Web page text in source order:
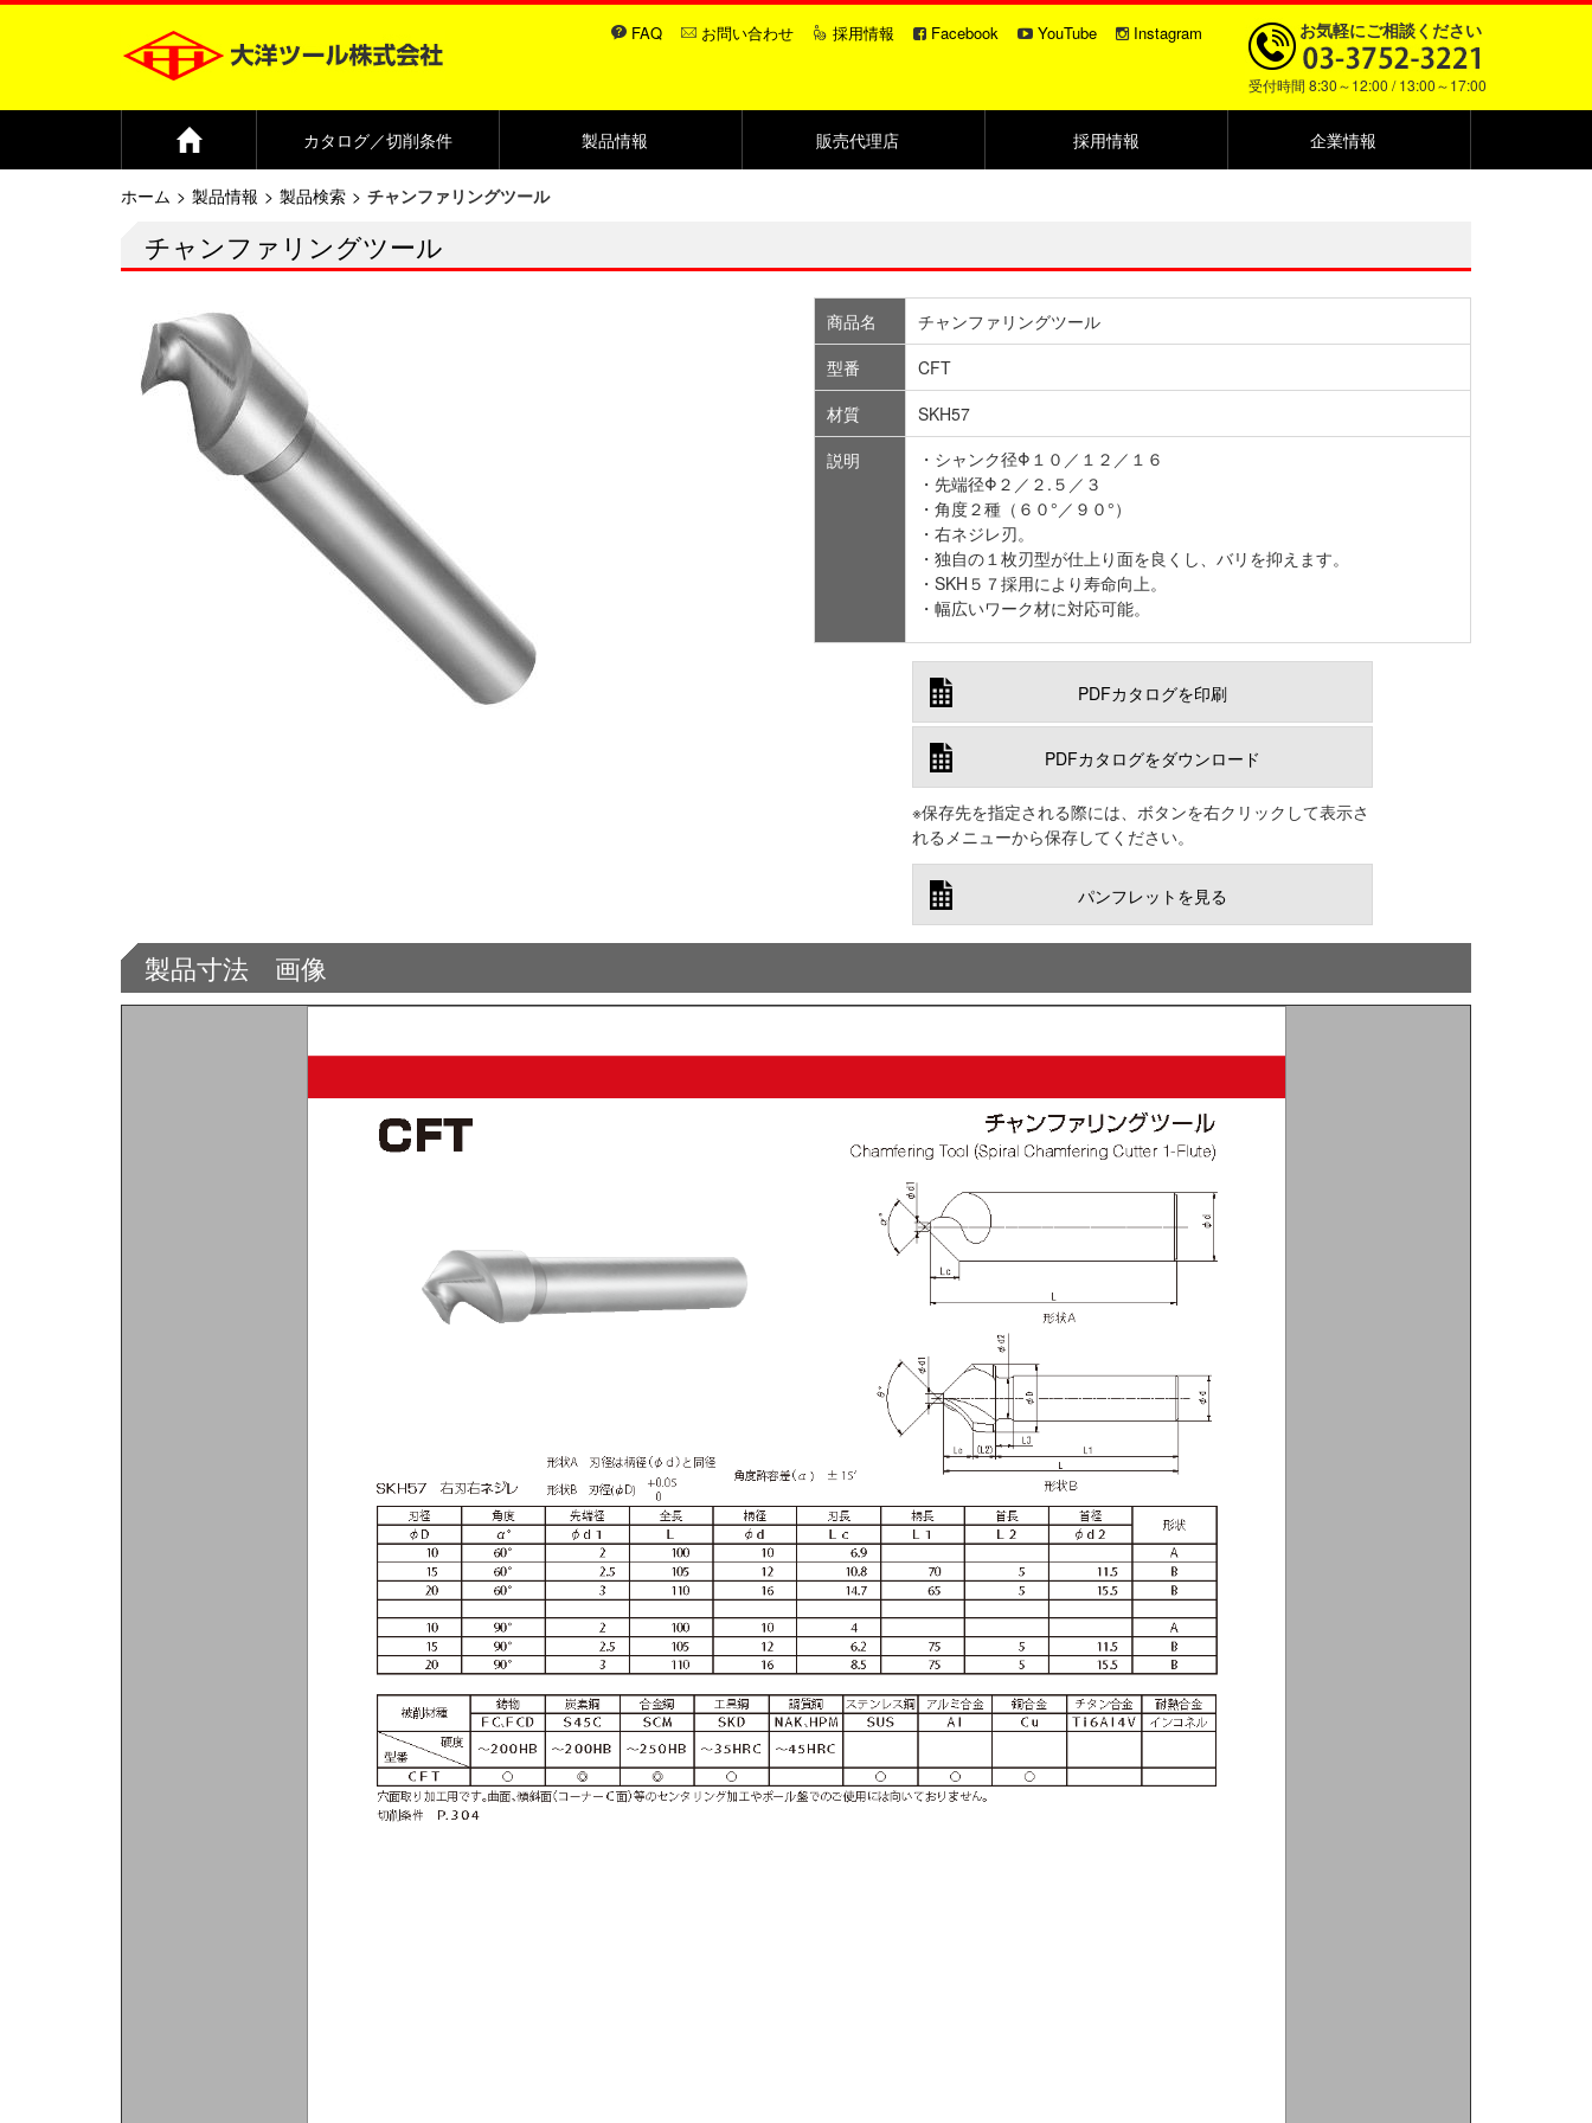
お気軽にご相談ください
受付時間 8:30～12:00 / 13:00～17:00
FAQ お問い合わせ 採用情報 Facebook YouTube Instagram
カタログ／切削条件 製品情報 販売代理店 採用情報 企業情報
ホーム 製品情報 製品検索 チャンファリングツール
チャンファリングツール
商品名
チャンファリングツール
型番
CFT
材質
SKH57
説明
・シャンク径Φ１０／１２／１６
・先端径Φ２／２.５／３
・角度２種（６０°／９０°）
・右ネジレ刃。
・独自の１枚刃型が仕上り面を良くし、バリを抑えます。
・SKH５７採用により寿命向上。
・幅広いワーク材に対応可能。
PDFカタログを印刷
PDFカタログをダウンロード
※保存先を指定される際には、ボタンを右クリックして表示さ
れるメニューから保存してください。
パンフレットを見る
製品寸法 画像